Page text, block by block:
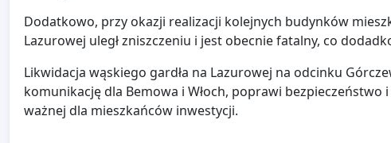
Dodatkowo, przy okazji realizacji kolejnych budynków
Lazurowej uległ zniszczeniu i jest obecnie fatalny, co
Likwidacja wąskiego gardła na Lazurowej na odcinku
komunikację dla Bemowa i Włoch, poprawi
ważnej dla mieszkańców inwestycji.